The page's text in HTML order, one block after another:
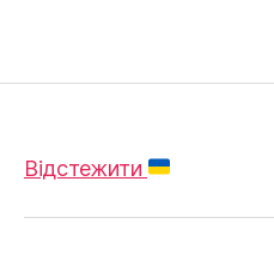
Відстежити